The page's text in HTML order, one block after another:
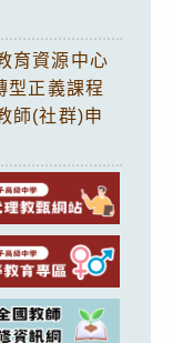
育資源中心
型正義課程
師(社群)申